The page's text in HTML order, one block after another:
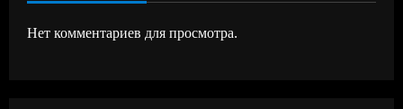
Нет комментариев для просмотра.